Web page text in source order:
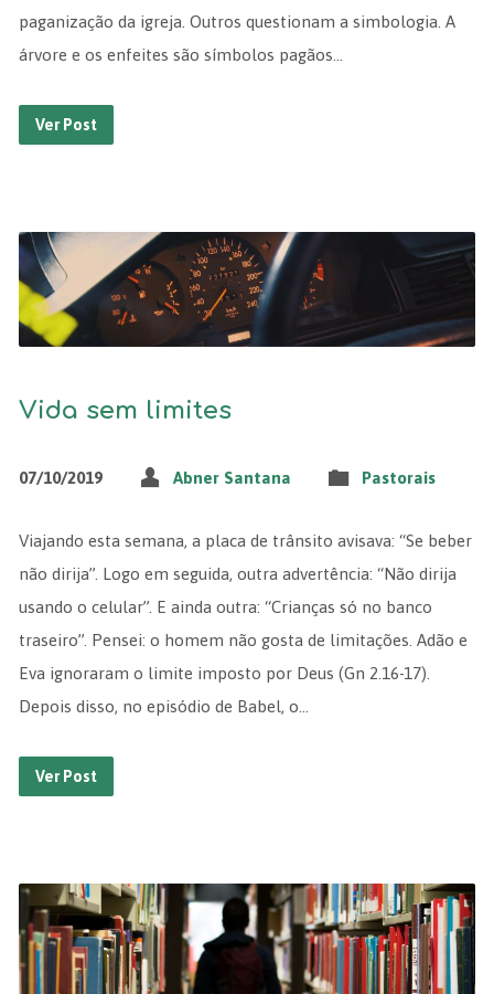
paganização da igreja. Outros questionam a simbologia. A
árvore e os enfeites são símbolos pagãos…
Ver Post
Vida sem limites
07/10/2019 Abner Santana Pastorais
Viajando esta semana, a placa de trânsito avisava: “Se beber
não dirija”. Logo em seguida, outra advertência: “Não dirija
usando o celular”. E ainda outra: “Crianças só no banco
traseiro”. Pensei: o homem não gosta de limitações. Adão e
Eva ignoraram o limite imposto por Deus (Gn 2.16-17).
Depois disso, no episódio de Babel, o…
Ver Post